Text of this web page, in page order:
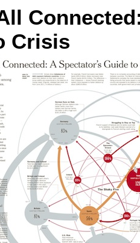
Crisis